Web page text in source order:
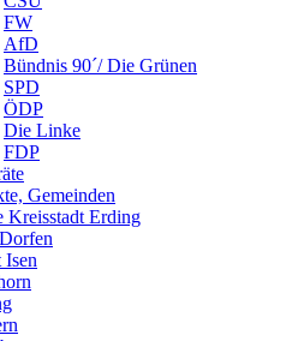
FW
AfD
Bündnis 90´/ Die Grünen
SPD
ÖDP
Die Linke
FDP
Gemeinden
Kreisstadt Erding